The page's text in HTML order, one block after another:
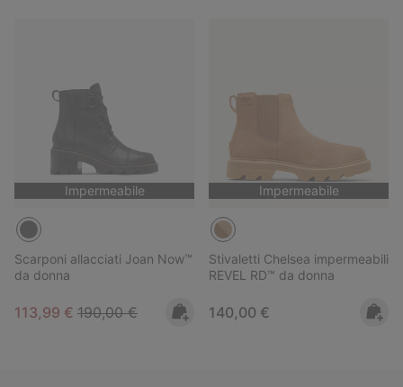
Impermeabile
Scarponi allacciati Joan Now™
da donna
Sale price:
113,99 € Regular price:
190,00 €
Impermeabile
Stivaletti Chelsea impermeabili
REVEL RD™ da donna
Regular price:
140,00 €